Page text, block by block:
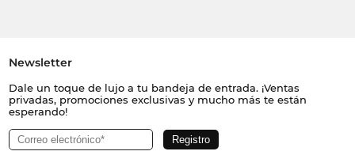
Newsletter
Dale un toque de lujo a tu bandeja de entrada. ¡Ventas
privadas, promociones exclusivas y mucho más te están
esperando!